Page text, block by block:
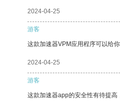
2024-04-25
游客
这款加速器VPM应用程序可以给
2024-04-25
游客
这款加速器app的安全性有待提高